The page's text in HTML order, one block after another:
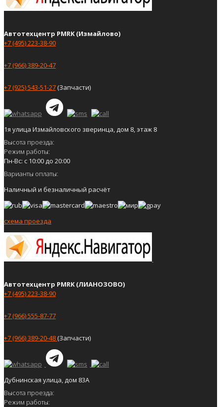
Автотехцентр PMRK (Измайлово)
+7 (495) 223-38-90
+7 (966) 389-20-47
+7 (925) 543-51-27(Запчасти)
1я улица Измайловского зверинца, дом 8, этаж 8
Высота проезда:
Режим работы:
Пн-Вс: с 10:00 до 20:00
Варианты оплаты:
Наличный и безналичный расчёт
схема проезда
Автотехцентр PMRK (ЛИАНОЗОВО)
+7 (495) 223-38-90
+7 (966) 555-87-77
+7 (966) 389-20-48(Запчасти)
Дубнинская улица, дом 83А
Высота проезда:
Режим работы: